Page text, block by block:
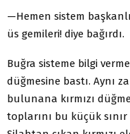
—Hemen sistem
üs gemileri! diye bağırdı.
Buğra sisteme bilgi
düğmesine bastı. Aynı
bulunana kırmızı
toplarını bu küçük